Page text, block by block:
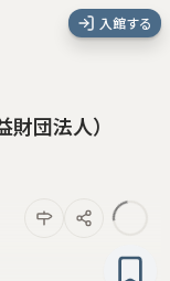
入館する
団法人）